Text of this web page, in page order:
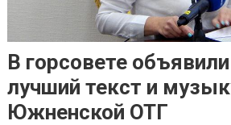
В горсовете
лучший текст и
Южненской ОТГ